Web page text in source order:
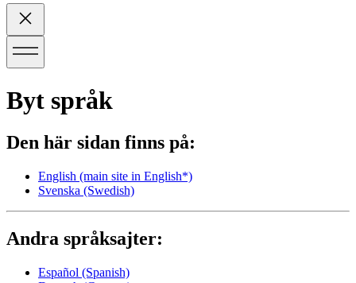
Byt språk
Den här sidan finns på:
English (main site in English*)
Svenska (Swedish)
Andra språksajter:
Español (Spanish)